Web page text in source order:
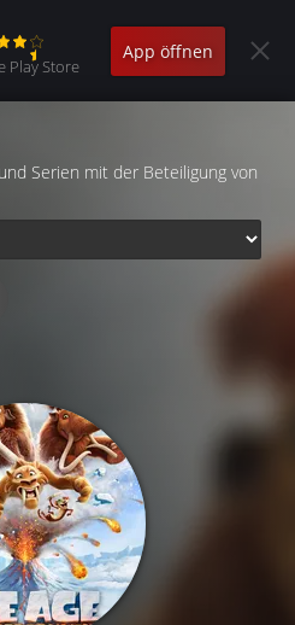
Play Store
App öffnen
Serien mit der Beteiligung von